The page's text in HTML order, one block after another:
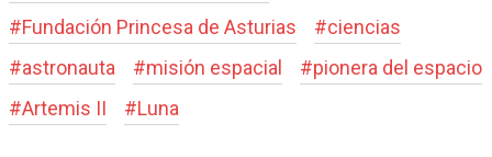
#Fundación Princesa de Asturias #ciencias
#astronauta #misión espacial #pionera del espacio
#Artemis II #Luna